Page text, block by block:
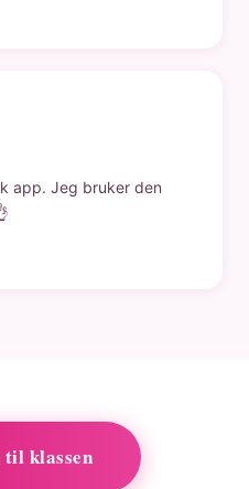
app. Jeg bruker den
klassen